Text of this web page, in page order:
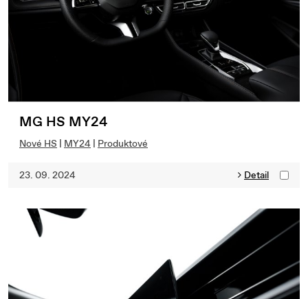
MG HS MY24
Nové HS | MY24 | Produktové
23. 09. 2024 Detail